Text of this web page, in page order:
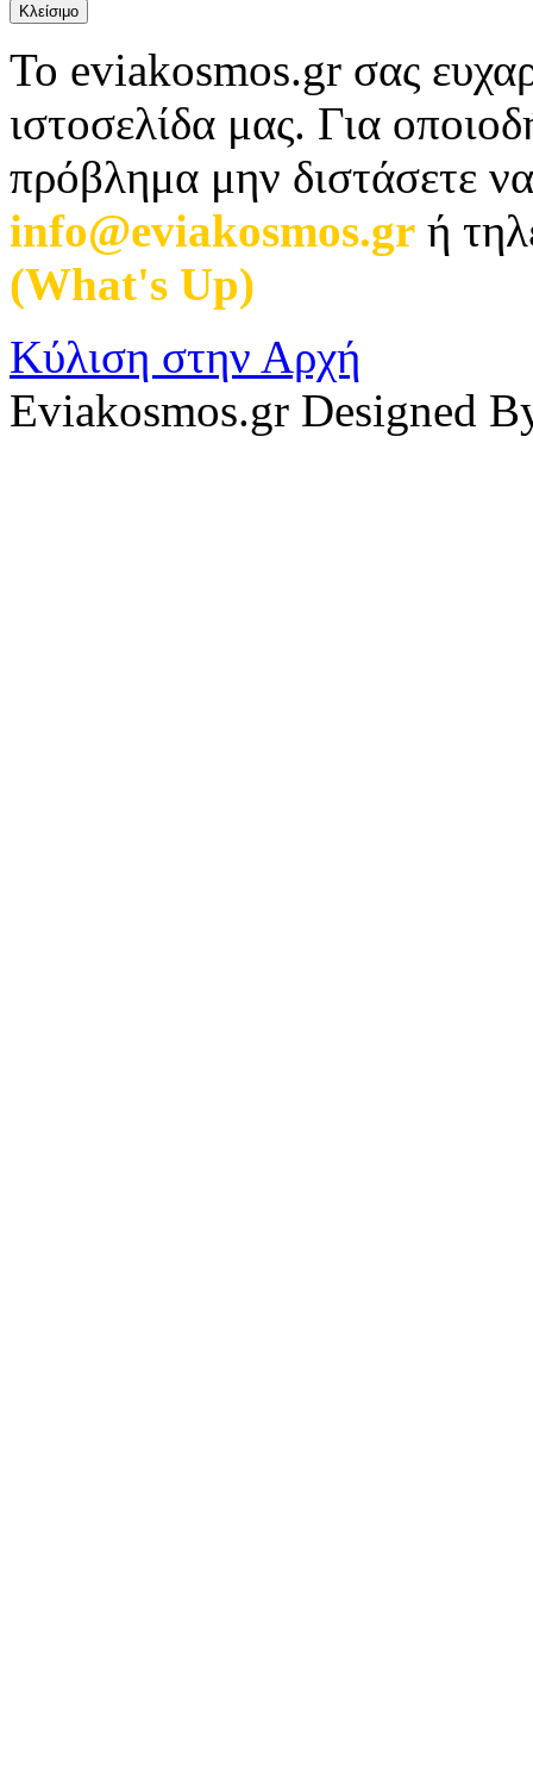
Κλείσιμο
Το eviakosmos.gr σας
ιστοσελίδα μας. Για
πρόβλημα μην διστάσετε
info@eviakosmos.gr ή
(What's Up)
Κύλιση στην Αρχή
Eviakosmos.gr Designed